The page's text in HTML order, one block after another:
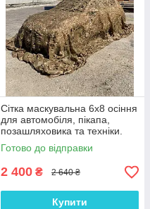
Сітка маскувальна 6х8 осіння
для автомобіля, пікапа,
позашляховика та техніки.
Колір "Осінь №3"
Готово до відправки
2 400 ₴ 2 640 ₴
Купити